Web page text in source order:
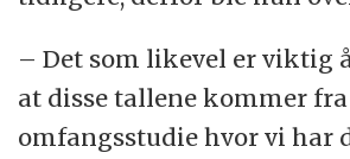
– Det som likevel er viktig
at disse tallene kommer fra
omfangsstudie hvor vi har